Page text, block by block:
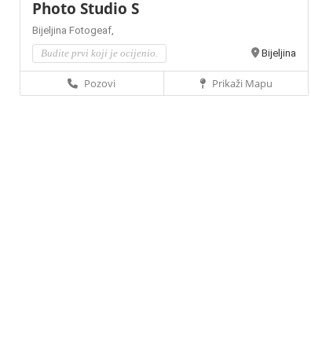
Photo Studio S
Bijeljina Fotogeaf,
Budite prvi koji je ocijenio.
Bijeljina
Pozovi Prikaži Mapu